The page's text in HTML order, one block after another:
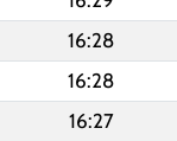
16:28
16:28
16:27